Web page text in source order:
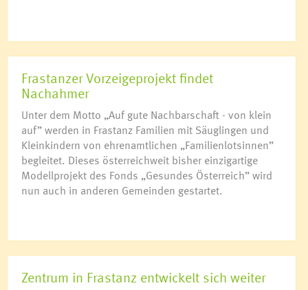
Frastanzer Vorzeigeprojekt findet
Nachahmer
Unter dem Motto „Auf gute Nachbarschaft - von klein
auf” werden in Frastanz Familien mit Säuglingen und
Kleinkindern von ehrenamtlichen „Familienlotsinnen”
begleitet. Dieses österreichweit bisher einzigartige
Modellprojekt des Fonds „Gesundes Österreich” wird
nun auch in anderen Gemeinden gestartet.
Zentrum in Frastanz entwickelt sich weiter